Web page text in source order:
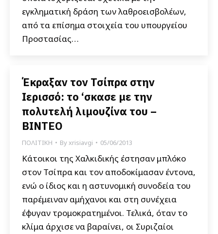
εγκληματική δράση των λαθροεισβολέων,
από τα επίσημα στοιχεία του υπουργείου
Προστασίας…
Έκραξαν τον Τσίπρα στην
Ιερισσό: το ‘σκασε με την
πολυτελή λιμουζίνα του –
ΒΙΝΤΕΟ
ΠΟΛΙΤΙΚΗ Byxrisiavgi 05/06/2013
Κάτοικοι της Χαλκιδικής έστησαν μπλόκο
στον Τσίπρα και τον αποδοκίμασαν έντονα,
ενώ ο ίδιος και η αστυνομική συνοδεία του
παρέμειναν αμήχανοι και στη συνέχεια
έφυγαν τρομοκρατημένοι. Τελικά, όταν το
κλίμα άρχισε να βαραίνει, οι Συριζαίοι